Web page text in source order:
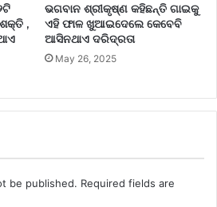
,
ଭଗବାନ ଶ୍ରୀକୃଷ୍ଣ କହିଛନ୍ତି ଗାଇକୁ
ଏହି ଫାଳ ଖୁଆଇଦେଲେ କେବେବି
ଆସିନଥାଏ ଦରିଦ୍ରତା
May 26, 2025
be published. Required fields are